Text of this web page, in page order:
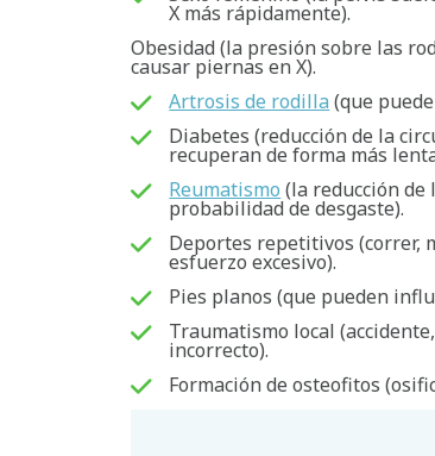
X más rápidamente).
Obesidad (la presión sobre las
causar piernas en X).
Artrosis de rodilla (que
Diabetes (reducción de la
recuperan de forma más
Reumatismo (la reducción de
probabilidad de desgaste).
Deportes repetitivos (correr,
esfuerzo excesivo).
Pies planos (que pueden
Traumatismo local
incorrecto).
Formación de osteofitos